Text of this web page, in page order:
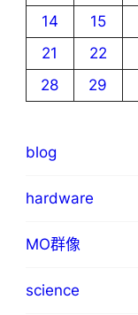
14
15
21
22
28
29
blog
hardware
MO群像
science